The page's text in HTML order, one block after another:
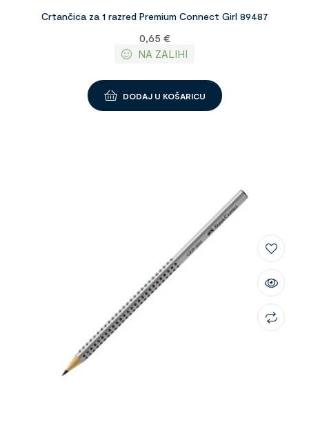
Crtančica za 1 razred Premium Connect Girl 89487
0,65 €
NA ZALIHI
DODAJ U KOŠARICU